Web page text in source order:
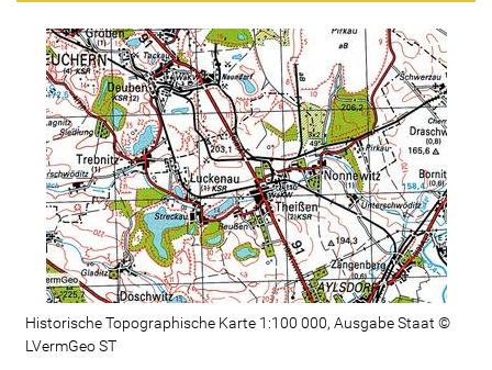
Historische Topographische Karte 1:100 000, Ausgabe Staat ©
LVermGeo ST